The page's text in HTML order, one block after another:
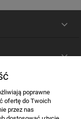
poprawne
ofertę do Twoich
przez nas